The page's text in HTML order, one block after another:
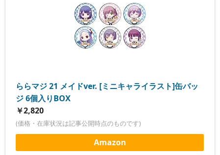
ららマジ 21 メイドver. [ミニキャライラスト]缶バッ
ジ 6個入りBOX
￥2,820
(価格・在庫状況は記事公開時点のものです)
Amazon